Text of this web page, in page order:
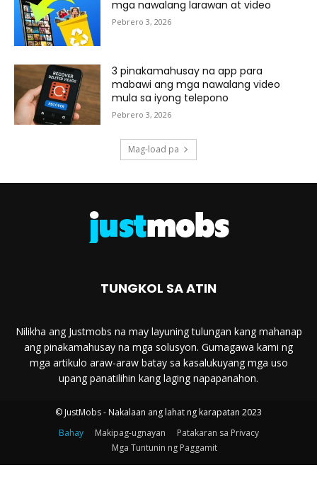
mga nawalang larawan at video
Pebrero 3, 2026
3 pinakamahusay na app para
mabawi ang mga nawalang video
mula sa iyong telepono
Pebrero 3, 2026
Mag-load pa
TUNGKOL SA ATIN
Nilikha ang Justmobs na may layuning tulungan kang mahanap
ang pinakamahusay na mga solusyon. Gumagawa kami ng
mga artikulo araw-araw batay sa kasalukuyang mga uso
upang panatilihin kang laging napapanahon.
© JustMobs - Nakalaan ang lahat ng karapatan 2023
Bahay
Makipag-ugnayan
Patakaran sa Privacy
Mga Tuntunin ng Paggamit